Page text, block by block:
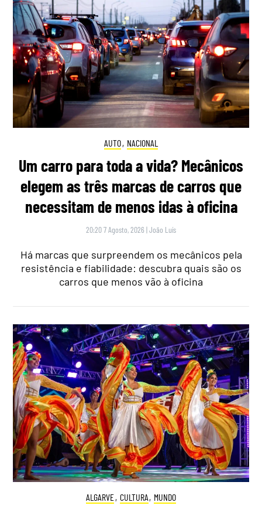
AUTO, NACIONAL
Um carro para toda a vida? Mecânicos
elegem as três marcas de carros que
necessitam de menos idas à oficina
20:20 7 Agosto, 2026 |João Luís
Há marcas que surpreendem os mecânicos pela
resistência e fiabilidade: descubra quais são os
carros que menos vão à oficina
ALGARVE, CULTURA, MUNDO